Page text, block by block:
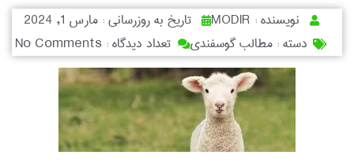
نویسنده : تاریخ به روزرسانی :مارس 1, 2024
دسته : مطالب گوسفندی تعداد دیدگاه : No Comments